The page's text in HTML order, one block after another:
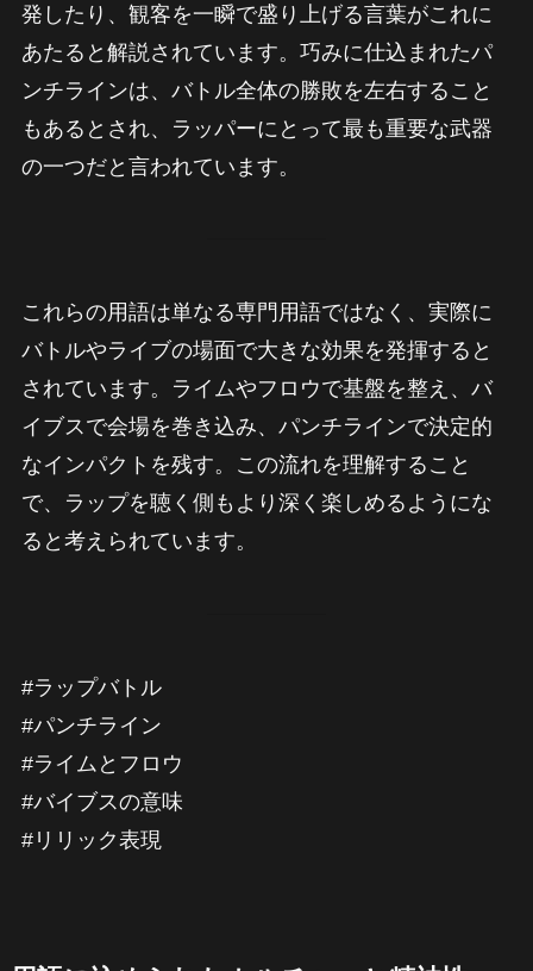
発したり、観客を一瞬で盛り上げる言葉がこれに
あたると解説されています。巧みに仕込まれたパ
ンチラインは、バトル全体の勝敗を左右すること
もあるとされ、ラッパーにとって最も重要な武器
の一つだと言われています。
これらの用語は単なる専門用語ではなく、実際に
バトルやライブの場面で大きな効果を発揮すると
されています。ライムやフロウで基盤を整え、バ
イブスで会場を巻き込み、パンチラインで決定的
なインパクトを残す。この流れを理解すること
で、ラップを聴く側もより深く楽しめるようにな
ると考えられています。
#ラップバトル
#パンチライン
#ライムとフロウ
#バイブスの意味
#リリック表現